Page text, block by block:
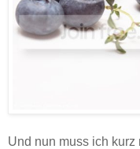
Und nun muss ich